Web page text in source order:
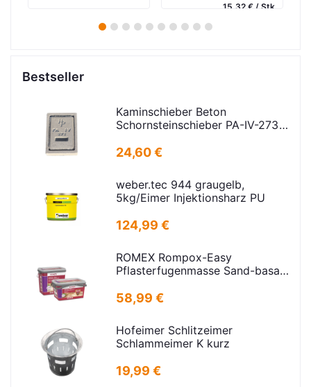
inkl. 19 % MwSt. zzgl. Versand
20,50 € / Stk.
inkl. 19 % MwSt. zzgl. Versand
1 2 3 4 5 6 7 8 9 10
Bestseller
Kaminschieber Beton
Schornsteinschieber PA-IV-273
16,5x24,5cm
24,60 €
weber.tec 944 graugelb,
5kg/Eimer Injektionsharz PU
124,99 €
ROMEX Rompox-Easy
Pflasterfugenmasse Sand-basalt
58,99 €
Hofeimer Schlitzeimer
Schlammeimer K kurz
19,99 €